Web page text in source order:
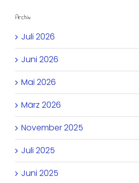
Archiv
Juli 2026
Juni 2026
Mai 2026
März 2026
November 2025
Juli 2025
Juni 2025